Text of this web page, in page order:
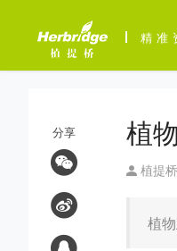
精准
分享 植
植提
植